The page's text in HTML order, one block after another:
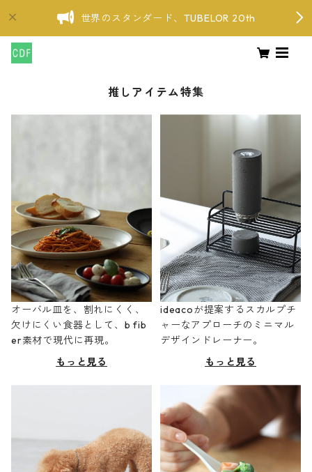
世界のスタンダード、TUBELOR 20th
推しアイテム特集
オーバル皿を、割れにくく、
欠けにくい食器として、b fib
er素材で現代に再現。
もっと見る
ideacoが提案するスカルプチ
ャーなアプローチのミニマル
デザインドレーナー。
もっと見る